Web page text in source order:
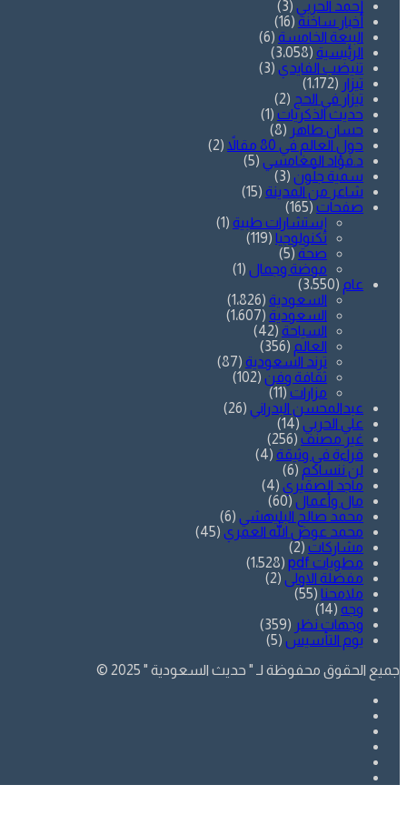
أحمد الحربي (3)
أخبار ساخنة (16)
البيعة الخامسة (6)
الرئيسية (3٬058)
تنيضب الفايدي (3)
تيزار (1٬172)
تيزار في الحج (2)
حديث الذكريات (1)
حسان طاهر (8)
حول العالم في 80 مقالاً
(2)
د.فؤاد المغامسي (5)
سمية جلّون (3)
شاعر من المدينة (15)
صفحات (165)
إستشارات طبية (1)
تكنولوجيا (119)
صحة (5)
موضة وجمال (1)
عام (3٬550)
السعودية (1٬826)
السعودية (1٬607)
السياحة (42)
العالم (356)
ترند السعودية (87)
ثقافة وفن (102)
مزارات (11)
عبدالمحسن البدراني (26)
علي الحربي (14)
غير مصنف (256)
قراءة في وثيقة (4)
لن ننساكم (6)
ماجد الصقيري (4)
مال وأعمال (60)
محمد صالح البليهشي (6)
محمد عوض الله العمري (45)
مشاركات (2)
مطويات pdf
(1٬528)
مفضلة الاولى (2)
ملامحنا (55)
وجه (14)
وجهات نظر (359)
يوم التأسيس (5)
جميع الحقوق محفوظة لـ " حديث السعودية " 2025 ©